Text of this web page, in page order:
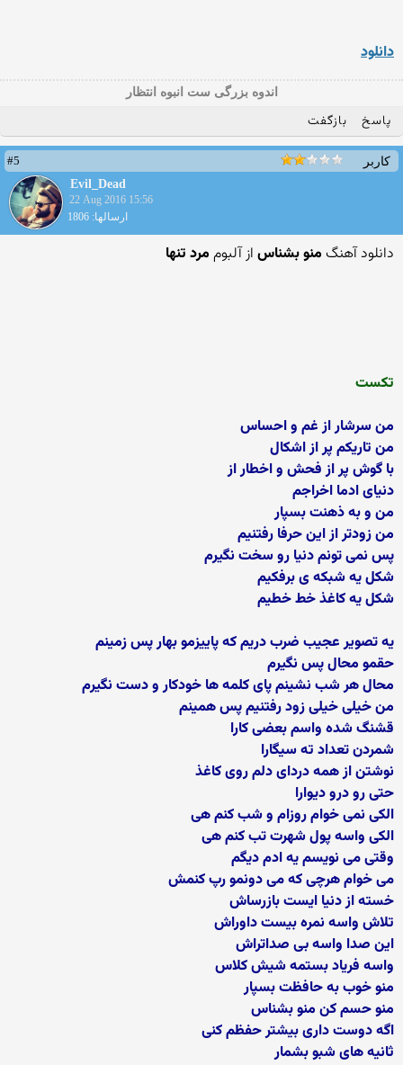
دانلود
اندوه بزرگی ست انبوه انتظار
پاسخ بازگفت
کاربر
#5
Evil_Dead
22 Aug 2016 15:56
ارسالها: 1806
دانلود آهنگ منو بشناس از آلبوم مرد تنها
تکست
من سرشار از غم و احساس
من تاریکم پر از اشکال
با گوش پر از فحش و اخطار از
دنیای ادما اخراجم
من و به ذهنت بسپار
من زودتر از این حرفا رفتنیم
پس نمی تونم دنیا رو سخت نگیرم
شکل یه شبکه ی برفکیم
شکل یه کاغذ خط خطیم
یه تصویر عجیب ضرب دریم که پاییزمو بهار پس زمینم
حقمو محال پس نگیرم
محال هر شب نشینم پای کلمه ها خودکار و دست نگیرم
من خیلی خیلی زود رفتنیم پس همینم
قشنگ شده واسم بعضی کارا
شمردن تعداد ته سیگارا
نوشتن از همه دردای دلم روی کاغذ
حتی رو درو دیوارا
الکی نمی خوام روزام و شب کنم هی
الکی واسه پول شهرت تب کنم هی
وقتی می نویسم یه ادم دیگم
می خوام هرچی که می دونمو رپ کنمش
خسته از دنیا ایست بازرساش
تلاش واسه نمره بیست داوراش
این صدا واسه بی صداتراش
واسه فریاد بستمه شیش کلاس
منو خوب به حافظت بسپار
منو حسم کن منو بشناس
اگه دوست داری بیشتر حفظم کنی
ثانیه های شبو بشمار